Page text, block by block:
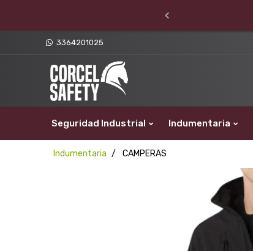
3364201025
Seguridad Industrial Indumentaria
Indumentaria CAMPERAS